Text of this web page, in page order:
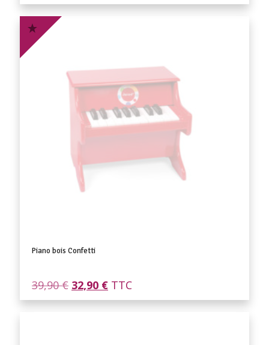
Piano bois Confetti
39,90€ Le
initial
32,90 €Le
actuel
TTC